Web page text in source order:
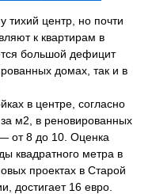
тихий центр, но почти
к квартирам в
большой дефицит
домах, так и в
в центре, согласно
м2, в реновированных
от 8 до 10. Оценка
квадратного метра в
проектах в Старой
достигает 16 евро.